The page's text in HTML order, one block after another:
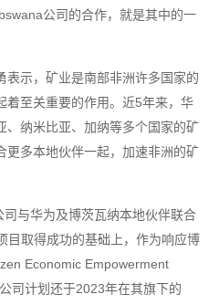
公司的合作，就是其中的一
表示，矿业是南部非洲许多国家的
着至关重要的作用。近5年来，华
、纳米比亚、加纳等多个国家的矿
更多本地伙伴一起，加速非洲的矿
与华为及博茨瓦纳本地伙伴联合
目取得成功的基础上，作为响应博
Economic Empowerment
司计划还于2023年在其旗下的